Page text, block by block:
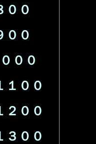
００
００
００
１００
２００
３００